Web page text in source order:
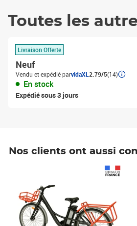
Toutes les
Livraison Offerte
Neuf
Vendu et expédié parvidaXL 2.79/5(14)
En stock
Expédié sous 3 jours
Nos clients ont aussi